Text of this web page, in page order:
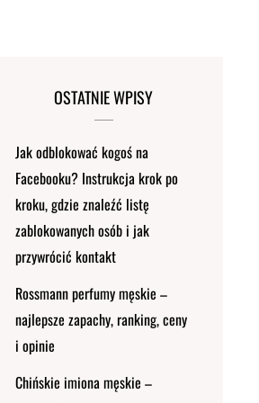
OSTATNIE WPISY
Jak odblokować kogoś na
Facebooku? Instrukcja krok po
kroku, gdzie znaleźć listę
zablokowanych osób i jak
przywrócić kontakt
Rossmann perfumy męskie –
najlepsze zapachy, ranking, ceny
i opinie
Chińskie imiona męskie –